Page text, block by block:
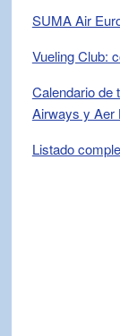
SUMA Air
Vueling Club:
Calendario de
Airways y Aer
Listado